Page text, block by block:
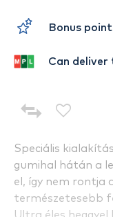
Speciális
gumihal hátán a
el, így nem rontja
természetesebb
Bonus
Can